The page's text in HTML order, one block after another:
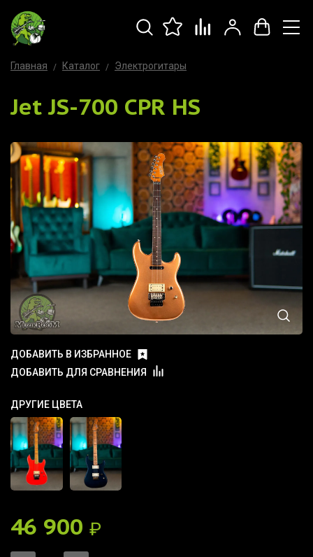
Главная Каталог Электрогитары
Jet JS-700 CPR HS
ДОБАВИТЬ В ИЗБРАННОЕ
ДОБАВИТЬ ДЛЯ СРАВНЕНИЯ
ДРУГИЕ ЦВЕТА
46 900 ₽